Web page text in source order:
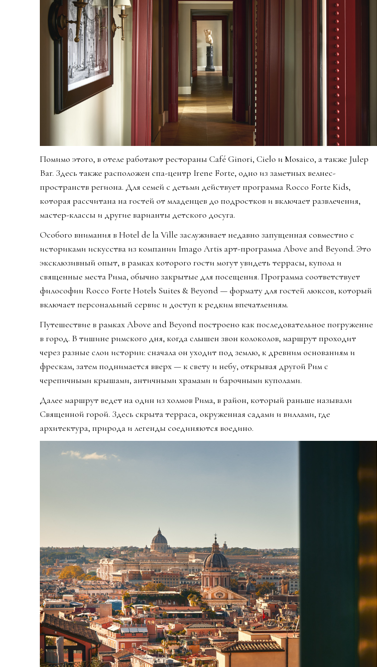
Помимо этого, в отеле работают рестораны Café Ginori, Cielo и Mosaico, а также Julep
Bar. Здесь также расположен спа-центр Irene Forte, одно из заметных велнес-
пространств региона. Для семей с детьми действует программа Rocco Forte Kids,
которая рассчитана на гостей от младенцев до подростков и включает развлечения,
мастер-классы и другие варианты детского досуга.
Особого внимания в Hotel de la Ville заслуживает недавно запущенная совместно с
историками искусства из компании Imago Artis арт-программа Above and Beyond. Это
эксклюзивный опыт, в рамках которого гости могут увидеть террасы, купола и
священные места Рима, обычно закрытые для посещения. Программа соответствует
философии Rocco Forte Hotels Suites & Beyond — формату для гостей люксов, который
включает персональный сервис и доступ к редким впечатлениям.
Путешествие в рамках Above and Beyond построено как последовательное погружение
в город. В тишине римского дня, когда слышен звон колоколов, маршрут проходит
через разные слои истории: сначала он уходит под землю, к древним основаниям и
фрескам, затем поднимается вверх — к свету и небу, открывая другой Рим с
черепичными крышами, античными храмами и барочными куполами.
Далее маршрут ведет на один из холмов Рима, в район, который раньше называли
Священной горой. Здесь скрыта терраса, окруженная садами и виллами, где
архитектура, природа и легенды соединяются воедино.